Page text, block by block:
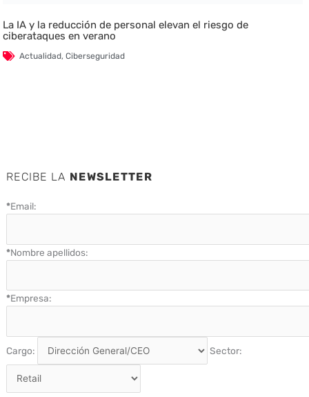
La IA y la reducción de personal elevan el riesgo de
ciberataques en verano
Actualidad,Ciberseguridad
RECIBE LA NEWSLETTER
*Email:
*Nombre apellidos:
*Empresa:
Cargo: Sector: